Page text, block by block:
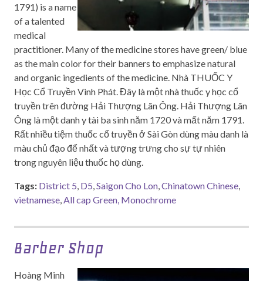
1791) is a name
of a talented
medical
practitioner. Many of the medicine stores have green/ blue
as the main color for their banners to emphasize natural
and organic ingedients of the medicine. Nhà THUỐC Y
Học Cổ Truyền Vinh Phát. Đây là một nhà thuốc y học cổ
truyền trên đường Hải Thượng Lãn Ông. Hải Thượng Lãn
Ông là một danh y tài ba sinh năm 1720 và mất năm 1791.
Rất nhiều tiệm thuốc cổ truyền ở Sài Gòn dùng màu danh là
màu chủ đạo để nhất và tượng trưng cho sự tự nhiên
trong nguyên liệu thuốc họ dùng.
Tags: District 5, D5,Saigon Cho Lon,Chinatown Chinese,
vietnamese,All cap Green, Monochrome
Barber Shop
Hoàng Minh